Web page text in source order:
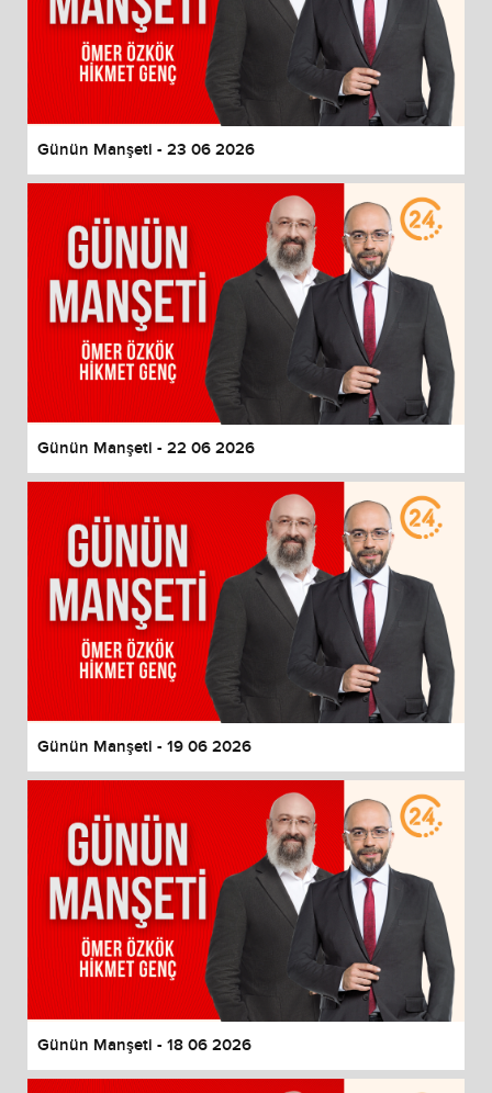
Günün Manşeti - 23 06 2026
Günün Manşeti - 22 06 2026
Günün Manşeti - 19 06 2026
Günün Manşeti - 18 06 2026